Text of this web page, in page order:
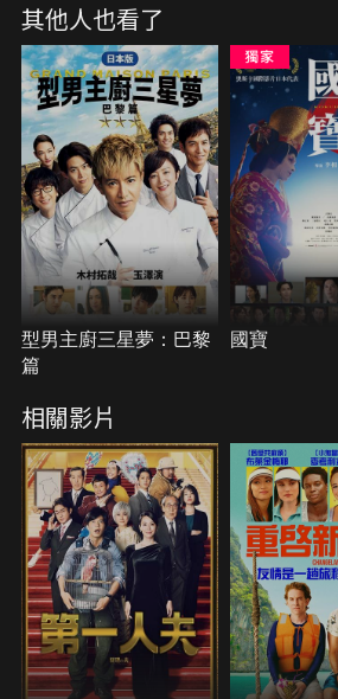
其他人也看了
型男主廚三星夢：巴黎
篇
國寶
相關影片